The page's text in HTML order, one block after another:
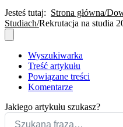
Jesteś tutaj: Strona główna
Studiach Rekrutacja na studia
Wyszukiwarka
Treść artykułu
Powiązane treści
Komentarze
Jakiego artykułu szukasz?